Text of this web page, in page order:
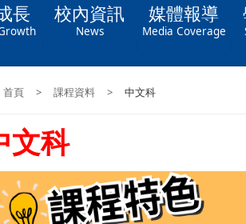
長 校內資訊
News
媒體報導
Media Coverage
首頁 > 課程資料 > 中文科
文科